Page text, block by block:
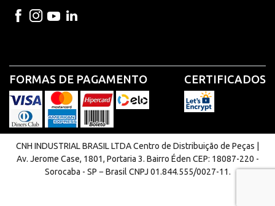
FORMAS DE PAGAMENTO CERTIFICADOS
CNH INDUSTRIAL BRASIL LTDA Centro de Distribuição de Peças |
Av. Jerome Case, 1801, Portaria 3. Bairro Éden CEP: 18087-220 -
Sorocaba - SP − Brasil CNPJ 01.844.555/0027-11.